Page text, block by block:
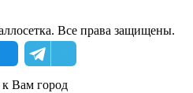
Все права защищены.
Вам город